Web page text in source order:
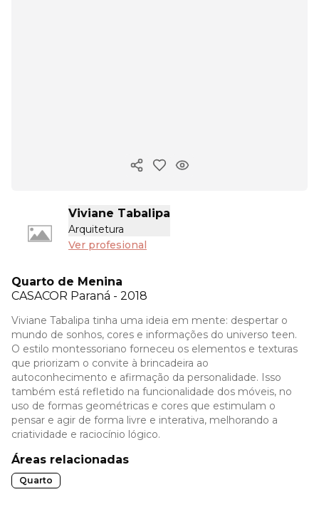
Copiar enlace
Viviane Tabalipa
Arquitetura
Ver profesional
Quarto de Menina
CASACOR Paraná - 2018
Viviane Tabalipa tinha uma ideia em mente: despertar o
mundo de sonhos, cores e informações do universo teen.
O estilo montessoriano forneceu os elementos e texturas
que priorizam o convite à brincadeira ao
autoconhecimento e afirmação da personalidade. Isso
também está refletido na funcionalidade dos móveis, no
uso de formas geométricas e cores que estimulam o
pensar e agir de forma livre e interativa, melhorando a
criatividade e raciocínio lógico.
Áreas relacionadas
Quarto